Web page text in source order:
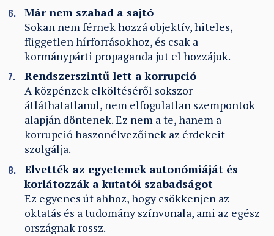
Már nem szabad a sajtó
Sokan nem férnek hozzá objektív, hiteles,
független hírforrásokhoz, és csak a
kormánypárti propaganda jut el hozzájuk.
Rendszerszintű lett a korrupció
A közpénzek elköltéséről sokszor
átláthatatlanul, nem elfogulatlan szempontok
alapján döntenek. Ez nem a te, hanem a
korrupció haszonélvezőinek az érdekeit
szolgálja.
Elvették az egyetemek autonómiáját és
korlátozzák a kutatói szabadságot
Ez egyenes út ahhoz, hogy csökkenjen az
oktatás és a tudomány színvonala, ami az egész
országnak rossz.